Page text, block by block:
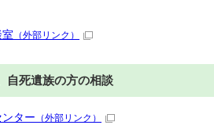
（外部リンク）
自死遺族の方の相談
ター （外部リンク）